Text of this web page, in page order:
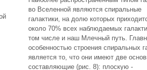
во Вселенной являются спиральные
галактики, на долю которых
около 70% всех наблюдаемых
том числе и наш Млечный путь.
особенностью строения спиральных
является то, что они имеют две
составляющие (рис. 8): плоскую -